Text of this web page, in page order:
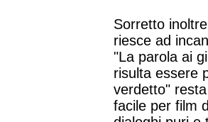
Sorretto
riesce ad
"La parola ai
risulta essere
verdetto"
facile per film